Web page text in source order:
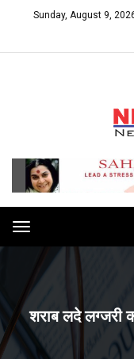
Sunday, August 9,
Toggle
navigation
शराब लदे लग्जरी